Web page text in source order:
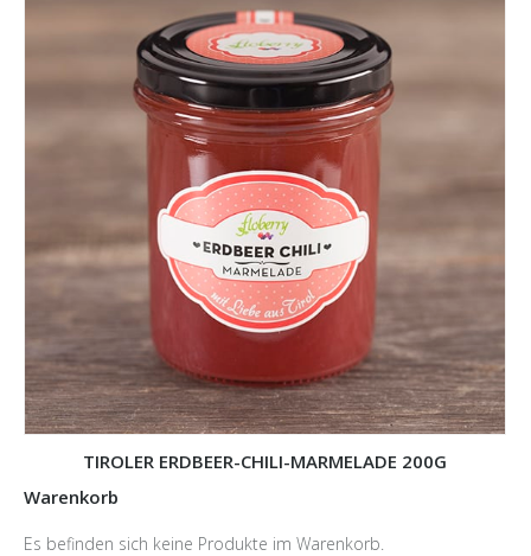
TIROLER ERDBEER-CHILI-MARMELADE 200G
Warenkorb
Es befinden sich keine Produkte im Warenkorb.